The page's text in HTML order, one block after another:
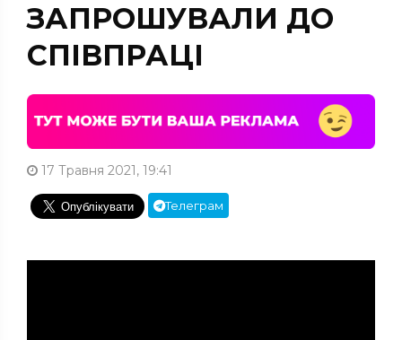
ЗАПРОШУВАЛИ ДО
СПІВПРАЦІ
17 Травня 2021, 19:41
Телеграм